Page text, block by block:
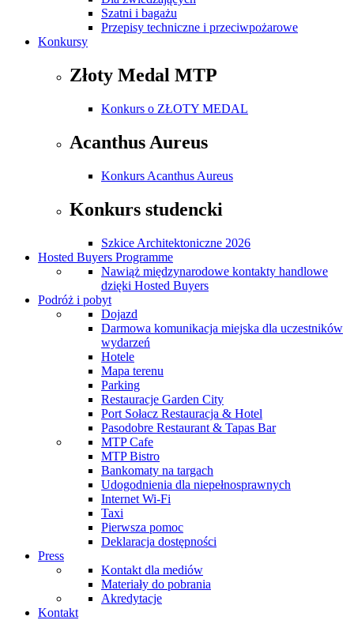
Szatni i bagażu
Przepisy techniczne i przeciwpożarowe
Konkursy
Złoty Medal MTP
Konkurs o ZŁOTY MEDAL
Acanthus Aureus
Konkurs Acanthus Aureus
Konkurs studencki
Szkice Architektoniczne 2026
Hosted Buyers Programme
Nawiąż międzynarodowe kontakty handlowe
dzięki Hosted Buyers
Podróż i pobyt
Dojazd
Darmowa komunikacja miejska dla uczestników
wydarzeń
Hotele
Mapa terenu
Parking
Restauracje Garden City
Port Sołacz Restauracja & Hotel
Pasodobre Restaurant & Tapas Bar
MTP Cafe
MTP Bistro
Bankomaty na targach
Udogodnienia dla niepełnosprawnych
Internet Wi-Fi
Taxi
Pierwsza pomoc
Deklaracja dostępności
Press
Kontakt dla mediów
Materiały do pobrania
Akredytacje
Kontakt